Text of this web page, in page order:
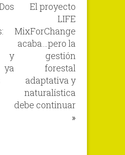
y
ya
El proyecto
LIFE
MixForChange
acaba…pero la
gestión
forestal
adaptativa y
naturalística
debe continuar
»